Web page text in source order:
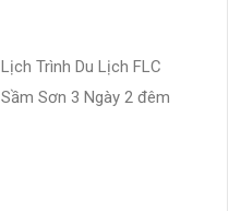
Lịch Trình Du Lịch FLC
Sầm Sơn 3 Ngày 2 đêm